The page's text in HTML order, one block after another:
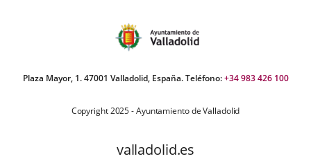
Plaza Mayor, 1. 47001 Valladolid, España. Teléfono:+34 983 426 100
Copyright 2025 - Ayuntamiento de Valladolid
valladolid.es